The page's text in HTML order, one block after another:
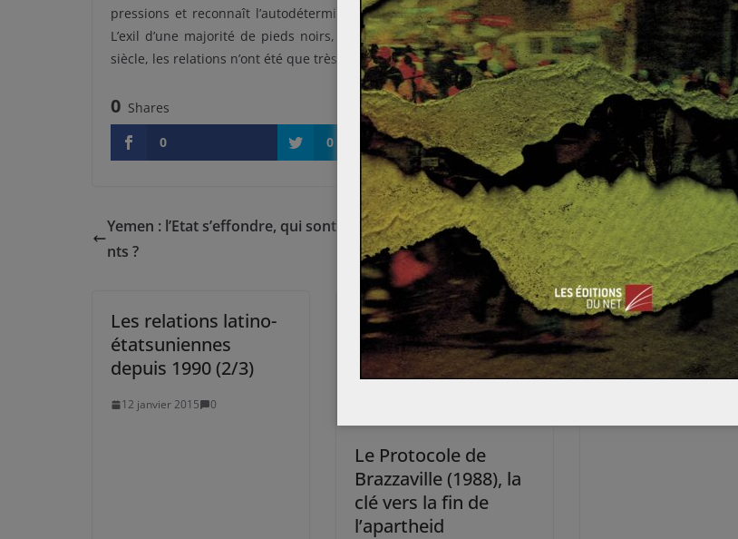
pressions et reconnaît l’autodétermination puis l’indépendance à l’Algérie, via lesaccords d’Evian
L’exil d’une majorité de pieds noirs, nostalgiques de l’Algérie française, intervient. Depuis plus
siècle, les relations n’ont été que très rarement au beau fixe entre la France et son ancienne colonie.
0 Shares
0
0 0 0
Yemen : l’Etat s’effondre, qui sont les deux gagna
nts ?
Qu’est-ce que le concept de
Les relations latino-
étatsuniennes
depuis 1990 (2/3)
12 janvier 2015 0
Le Protocole de
Brazzaville (1988), la
clé vers la fin de
l’apartheid
La naissance de
d’Israël
1 août 2011 0